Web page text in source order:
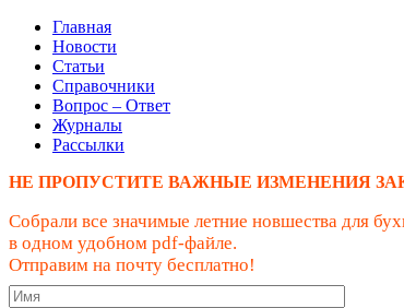
Главная
Новости
Статьи
Справочники
Вопрос – Ответ
Журналы
Рассылки
НЕ ПРОПУСТИТЕ ВАЖНЫЕ ИЗМЕНЕНИЯ
Собрали все значимые летние новшества для
в одном удобном pdf-файле.
Отправим на почту бесплатно!